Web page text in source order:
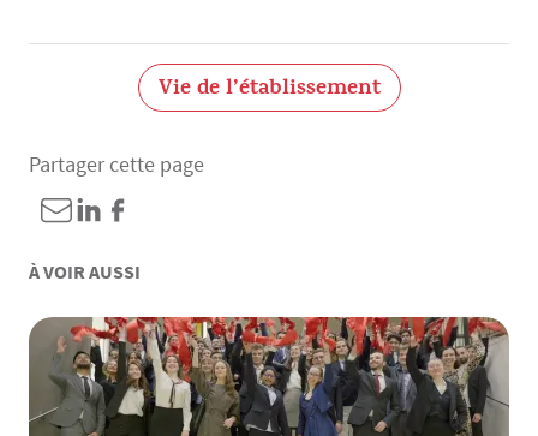
Vie de l’établissement
Partager cette page
À VOIR AUSSI